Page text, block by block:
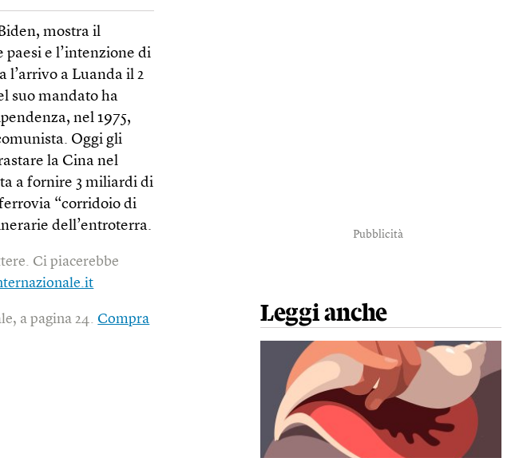
mostra il
e l’intenzione di
l’arrivo a Luanda il 2
suo mandato ha
nel 1975,
Oggi gli
la Cina nel
a fornire 3 miliardi di
“corridoio di
dell’entroterra.
Ci piacerebbe
a pagina 24.Compra
Pubblicità
Leggi anche